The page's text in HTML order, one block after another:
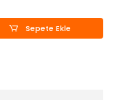
Sepete Ekle